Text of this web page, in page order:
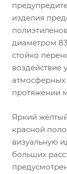
изделия
диаметром
стойко
воздействие
атмосферных
протяжении
Яркий
красной
визуальную
больших